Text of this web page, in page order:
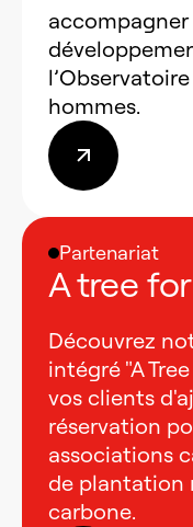
hommes.
Partenariat
A tree
Découvrez
intégré "A
vos clients
réservation
associations
de plantation
carbone.